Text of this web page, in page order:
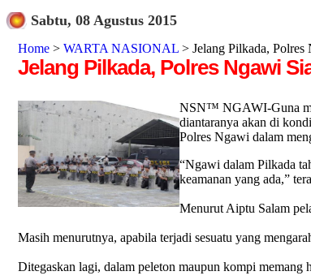
Sabtu, 08 Agustus 2015
Home > WARTA NASIONAL > Jelang Pilkada, Polres
Jelang Pilkada, Polres Ngawi
NSN™ NGAWI-Guna
diantaranya akan di
Polres Ngawi dalam
“Ngawi dalam Pilkada
keamanan yang ada,”
Menurut Aiptu Salam
Masih menurutnya, apabila terjadi sesuatu yang
Ditegaskan lagi, dalam peleton maupun kompi memang